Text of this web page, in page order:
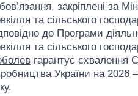
закріплені за
та сільського
до Програми
та сільського
гарантує схвалення
України на 2026